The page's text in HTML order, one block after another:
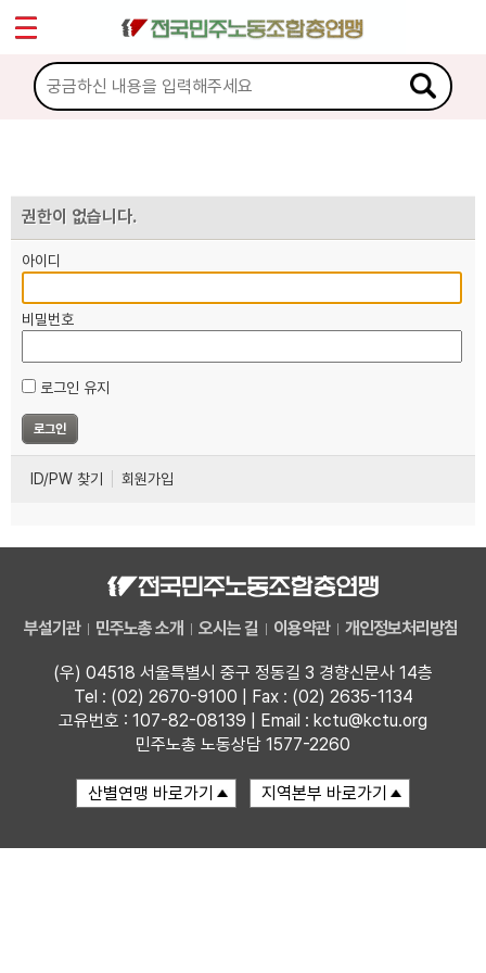
권한이 없습니다.
아이디
비밀번호
로그인 유지
ID/PW 찾기 회원가입
부설기관 민주노총 소개 오시는 길 이용약관 개인정보처리방침
(우) 04518 서울특별시 중구 정동길 3 경향신문사 14층
Tel : (02) 2670-9100 | Fax : (02) 2635-1134
고유번호 : 107-82-08139 | Email : kctu@kctu.org
민주노총 노동상담 1577-2260
마이페이지
소개
노동상담
자료
부설기관
업무